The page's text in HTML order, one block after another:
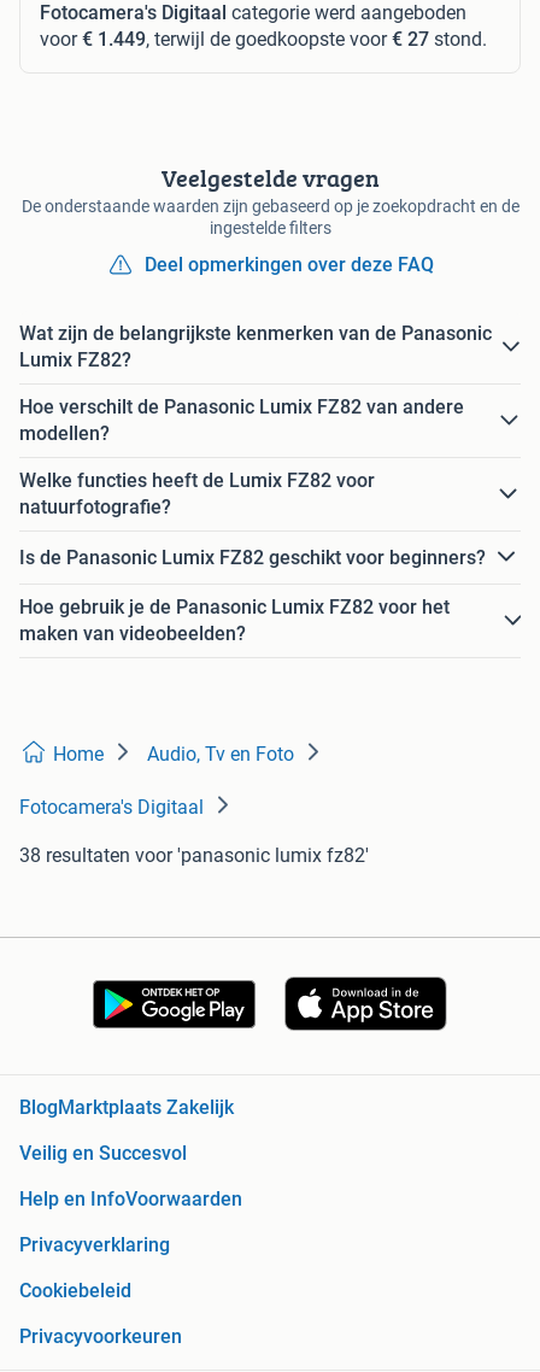
Fotocamera's Digitaal categorie werd aangeboden
voor€ 1.449, terwijl de goedkoopste voor€ 27 stond.
Veelgestelde vragen
De onderstaande waarden zijn gebaseerd op je zoekopdracht en de
ingestelde filters
Deel opmerkingen over deze FAQ
Wat zijn de belangrijkste kenmerken van de Panasonic
Lumix FZ82?
Hoe verschilt de Panasonic Lumix FZ82 van andere
modellen?
Welke functies heeft de Lumix FZ82 voor
natuurfotografie?
Is de Panasonic Lumix FZ82 geschikt voor beginners?
Hoe gebruik je de Panasonic Lumix FZ82 voor het
maken van videobeelden?
Home Audio, Tv en Foto
Fotocamera's Digitaal
38 resultaten voor 'panasonic lumix fz82'
BlogMarktplaats Zakelijk
Veilig en Succesvol
Help en InfoVoorwaarden
Privacyverklaring
Cookiebeleid
Privacyvoorkeuren